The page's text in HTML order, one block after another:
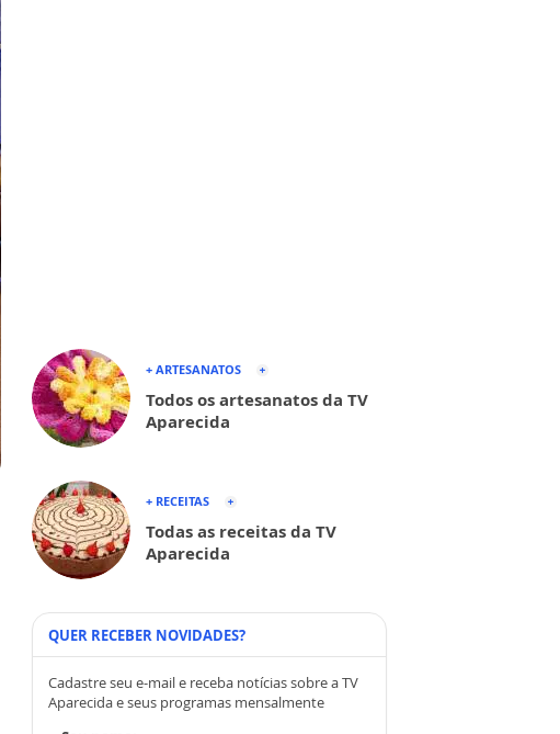
+ ARTESANATOS
Todos os artesanatos da TV
Aparecida
+ RECEITAS
Todas as receitas da TV
Aparecida
QUER RECEBER NOVIDADES?
Cadastre seu e-mail e receba notícias sobre a TV
Aparecida e seus programas mensalmente